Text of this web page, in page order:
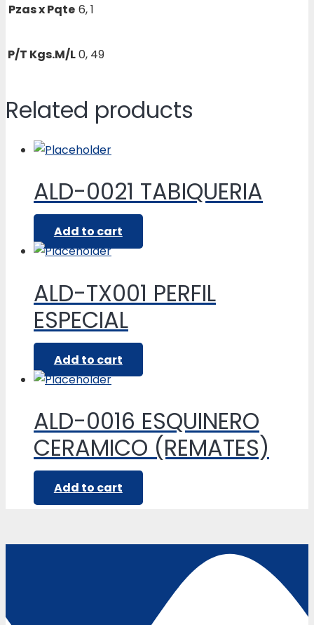
Pzas x Pqte 6, 1
P/T Kgs.M/L0, 49
Related products
ALD-0021 TABIQUERIA
Add to cart
ALD-TX001 PERFIL
ESPECIAL
Add to cart
ALD-0016 ESQUINERO
CERAMICO (REMATES)
Add to cart